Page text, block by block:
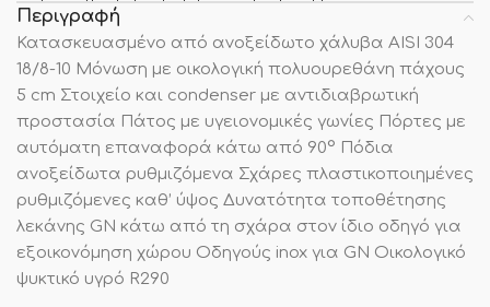
Περιγραφή
Κατασκευασμένο από ανοξείδωτο χάλυβα AISI 304
18/8-10 Μόνωση με οικολογική πολυουρεθάνη πάχους
5 cm Στοιχείο και condenser με αντιδιαβρωτική
προστασία Πάτος με υγειονομικές γωνίες Πόρτες με
αυτόματη επαναφορά κάτω από 90° Πόδια
ανοξείδωτα ρυθμιζόμενα Σχάρες πλαστικοποιημένες
ρυθμιζόμενες καθ’ ύψος Δυνατότητα τοποθέτησης
λεκάνης GN κάτω από τη σχάρα στον ίδιο οδηγό για
εξοικονόμηση χώρου Οδηγούς inox για GN Οικολογικό
ψυκτικό υγρό R290